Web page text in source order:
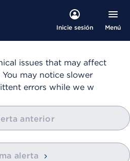
Inicie sesión Menú
issues that may affect
may notice slower
errors while we w
anterior
alerta